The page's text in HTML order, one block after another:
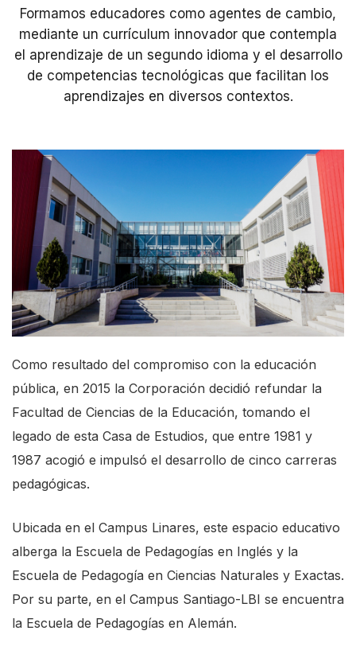
Formamos educadores como agentes de cambio,
mediante un currículum innovador que contempla
el aprendizaje de un segundo idioma y el desarrollo
de competencias tecnológicas que facilitan los
aprendizajes en diversos contextos.
Como resultado del compromiso con la educación
pública, en 2015 la Corporación decidió refundar la
Facultad de Ciencias de la Educación, tomando el
legado de esta Casa de Estudios, que entre 1981 y
1987 acogió e impulsó el desarrollo de cinco carreras
pedagógicas.
Ubicada en el Campus Linares, este espacio educativo
alberga la Escuela de Pedagogías en Inglés y la
Escuela de Pedagogía en Ciencias Naturales y Exactas.
Por su parte, en el Campus Santiago-LBI se encuentra
la Escuela de Pedagogías en Alemán.